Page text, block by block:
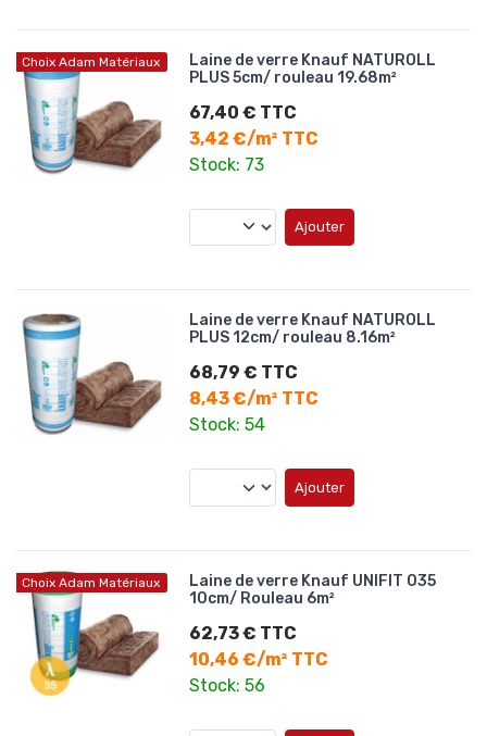
Choix Adam Matériaux
Laine de verre Knauf NATUROLL
PLUS 5cm/ rouleau 19.68m²
67,40 € TTC
3,42 €/m² TTC
Stock: 73
Ajouter
Laine de verre Knauf NATUROLL
PLUS 12cm/ rouleau 8.16m²
68,79 € TTC
8,43 €/m² TTC
Stock: 54
Ajouter
Choix Adam Matériaux
Laine de verre Knauf UNIFIT 035
10cm/ Rouleau 6m²
62,73 € TTC
10,46 €/m² TTC
Stock: 56